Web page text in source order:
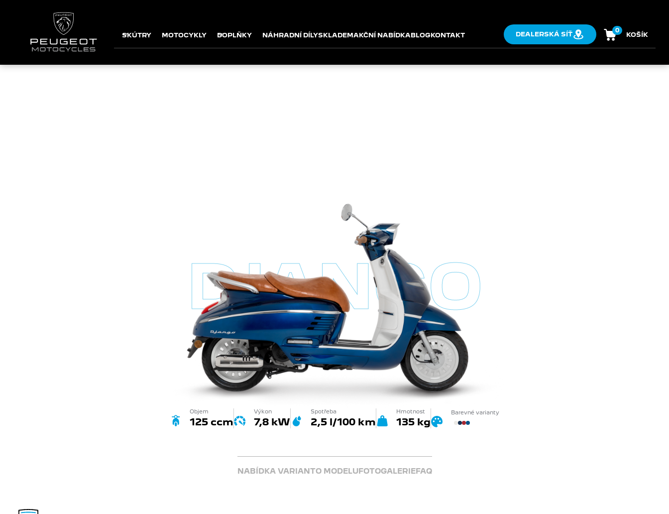
SKÚTRY MOTOCYKLY DOPLŇKY NÁHRADNÍ DÍLYSKLADEMAKČNÍ NABÍDKABLOGKONTAKT DEALERSKÁ SÍŤ
0
KOŠÍK
DJANGO
Objem
125 ccm
Výkon
7,8 kW
Spotřeba
2,5 l/100 km
Hmotnost
135 kg
Barevné varianty
NABÍDKA VARIANTO MODELUFOTOGALERIEFAQ